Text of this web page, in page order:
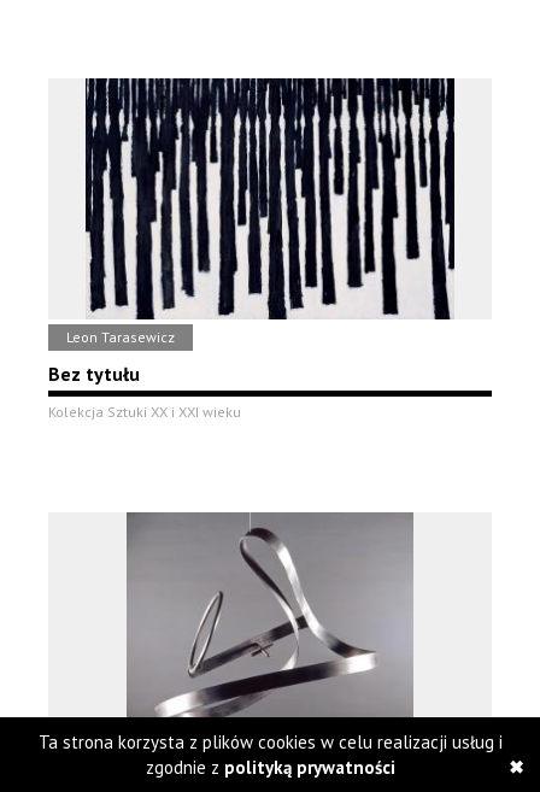
Leon Tarasewicz
Bez tytułu
Kolekcja Sztuki XX i XXI wieku
Katarzyna Kobro / Bolesław Utkin / Janusz Zagrodzki
Ta strona korzysta z plików cookies w celu realizacji usług i
zgodnie z polityką prywatności